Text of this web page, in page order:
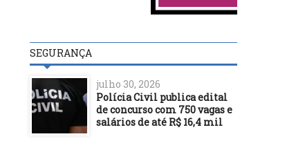
SEGURANÇA
julho 30, 2026
Polícia Civil publica edital
de concurso com 750 vagas e
salários de até R$ 16,4 mil